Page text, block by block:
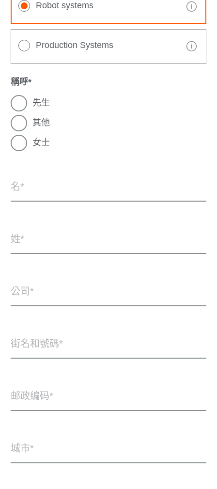
Robot systems
Production Systems
稱呼
先生
其他
女士
名
姓
公司
街名和號碼
邮政编码
城市